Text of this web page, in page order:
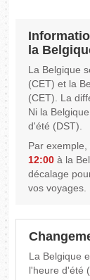
la
La Belgique
(CET) et la
(CET). La
Ni la
d'été (DST).
Par
12:00 à la
décalage
vos voyages.
La Belgique
l'heure d'été